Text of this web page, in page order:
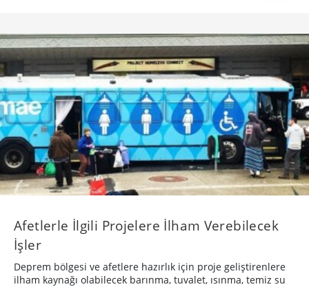
Afetlerle İlgili Projelere İlham Verebilecek
İşler
Deprem bölgesi ve afetlere hazırlık için proje geliştirenlere
ilham kaynağı olabilecek barınma, tuvalet, ısınma, temiz su